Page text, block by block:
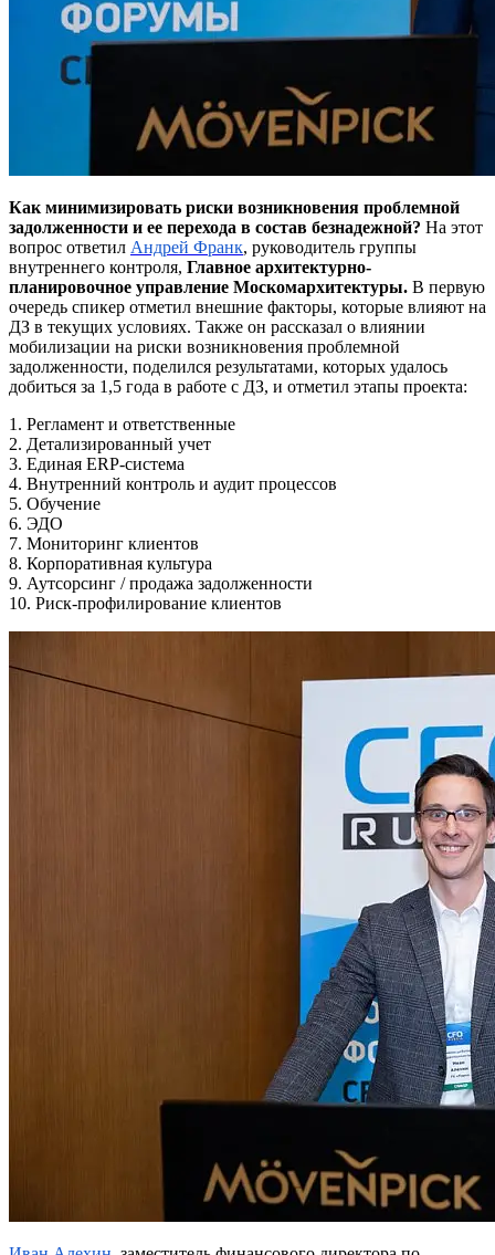
Как минимизировать риски возникновения проблемной
задолженности и ее перехода в состав безнадежной? На этот
вопрос ответил Андрей Франк, руководитель группы
внутреннего контроля, Главное архитектурно-
планировочное управление Москомархитектуры. В первую
очередь спикер отметил внешние факторы, которые влияют на
ДЗ в текущих условиях. Также он рассказал о влиянии
мобилизации на риски возникновения проблемной
задолженности, поделился результатами, которых удалось
добиться за 1,5 года в работе с ДЗ, и отметил этапы проекта:
1. Регламент и ответственные
2. Детализированный учет
3. Единая ERP-система
4. Внутренний контроль и аудит процессов
5. Обучение
6. ЭДО
7. Мониторинг клиентов
8. Корпоративная культура
9. Аутсорсинг / продажа задолженности
10. Риск-профилирование клиентов